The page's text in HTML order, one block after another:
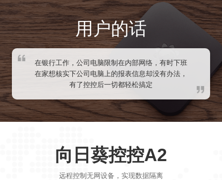
用户的话
在银行工作，公司电脑限制在内部网络，有时下班
在家想核实下公司电脑上的报表信息却没有办法，
有了控控后一切都轻松搞定
向日葵控控A2
远程控制无网设备，实现数据隔离